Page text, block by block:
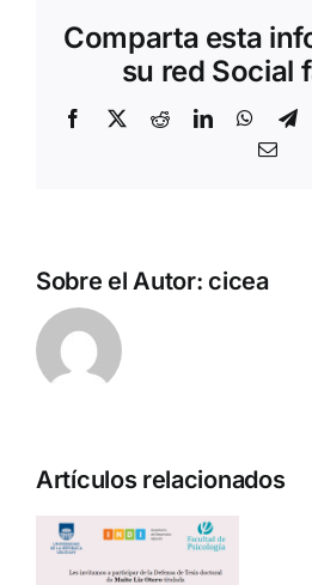
Comparta esta
su red Social
Facebook
X RedditLinkedIn
Sobre el Autor: cicea
Artículos relacionados